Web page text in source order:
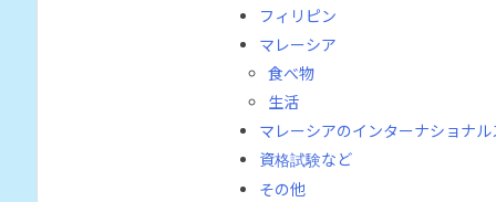
フィリピン
マレーシア
食べ物
生活
マレーシアのインターナショナ
資格試験など
その他